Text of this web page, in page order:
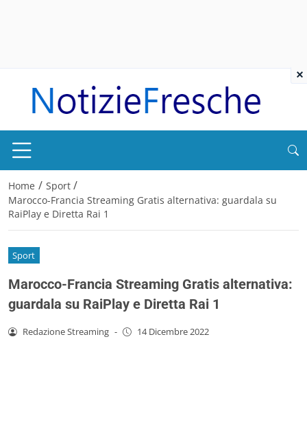
Home / Sport /
Marocco-Francia Streaming Gratis alternativa: guardala su
RaiPlay e Diretta Rai 1
Sport
Marocco-Francia Streaming Gratis alternativa:
guardala su RaiPlay e Diretta Rai 1
Redazione Streaming - 14 Dicembre 2022
×